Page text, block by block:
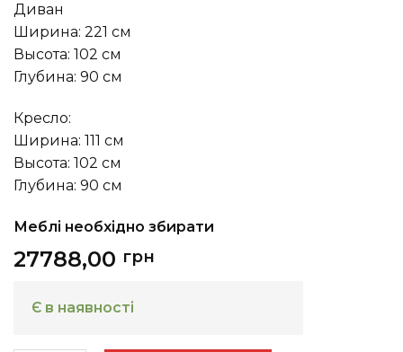
Диван
Ширина: 221 см
Высота: 102 см
Глубина: 90 см
Кресло:
Ширина: 111 см
Высота: 102 см
Глубина: 90 см
Меблі необхідно збирати
27788,00 грн
Є в наявності